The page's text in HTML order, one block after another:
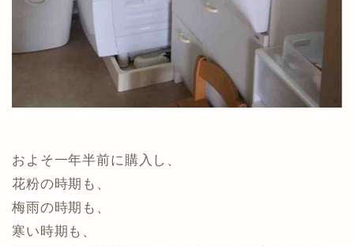
およそ一年半前に購入し、
花粉の時期も、
梅雨の時期も、
寒い時期も、